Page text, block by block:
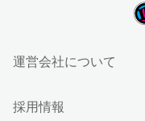
運営会社について
採用情報